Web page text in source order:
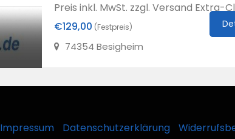
Preis inkl. MwSt. zzgl. Versand Extra-
€129,00 (Festpreis)
74354 Besigheim
Impressum Datenschutzerklärung